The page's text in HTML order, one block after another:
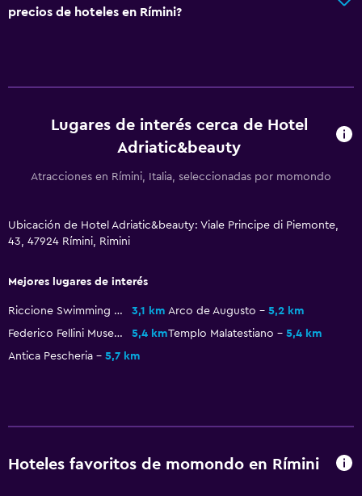
Tetera/cafetera
Secador de pelo
Baño privado
Aseo
Servicios y facilidades
Servicio de despertador
Servicio de conserjería
Check-in/check-out privado
precios de hoteles en Rímini?
Lugares de interés cerca de Hotel
Adriatic&beauty
Atracciones en Rímini, Italia, seleccionadas por momondo
Ubicación de Hotel Adriatic&beauty: Viale Principe di Piemonte,
43, 47924 Rímini, Rimini
Mejores lugares de interés
Riccione Swimming Stadium 3,1 km Arco de Augusto
5,2 km
Federico Fellini Museum
5,4 kmTemplo Malatestiano
5,4 km
Antica Pescheria
5,7 km
Hoteles favoritos de momondo en Rímini